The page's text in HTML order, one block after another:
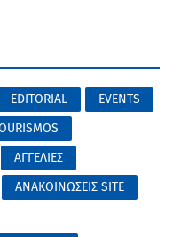
EDITORIAL
EVENTS
ΑΓΓΕΛΙΕΣ
ΑΝΑΚΟΙΝΩΣΕΙΣ SITE